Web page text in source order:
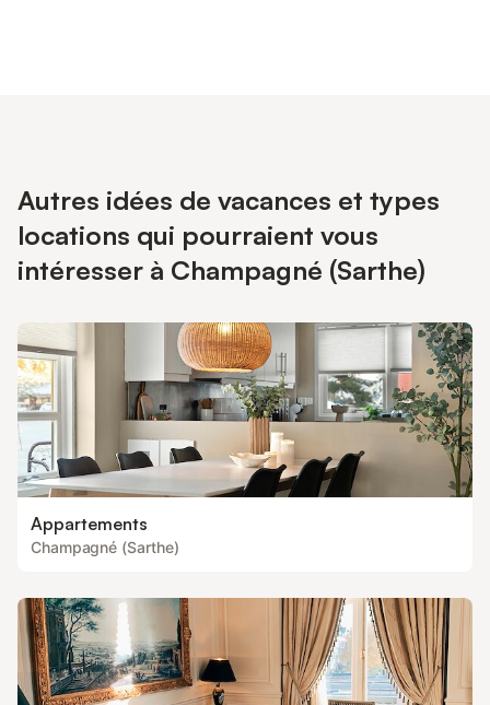
Autres idées de vacances et types
locations qui pourraient vous
intéresser à Champagné (Sarthe)
Appartements
Champagné (Sarthe)